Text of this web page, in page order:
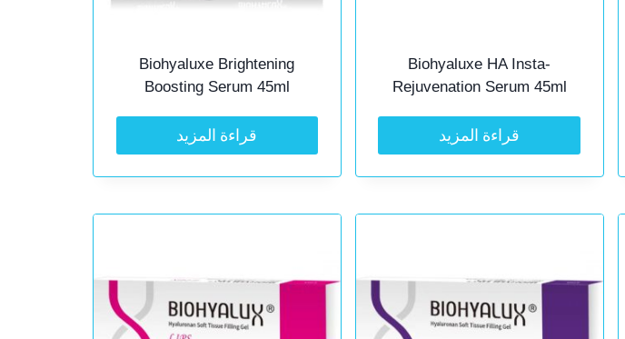
Biohyaluxe HA Insta-
Rejuvenation Serum 45ml
قراءة المزيد
Biohyaluxe Brightening
Boosting Serum 45ml
قراءة المزيد